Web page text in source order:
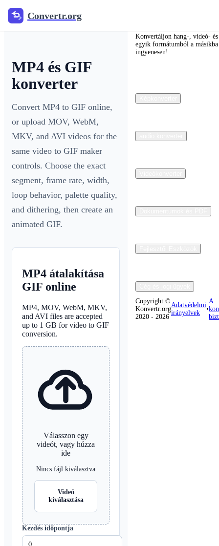
Convertr.org
MP4 és GIF
konverter
Convert MP4 to GIF online,
or upload MOV, WebM,
MKV, and AVI videos for the
same video to GIF maker
controls. Choose the exact
segment, frame rate, width,
loop behavior, palette quality,
and dithering, then create an
animated GIF.
MP4 átalakítása
GIF online
MP4, MOV, WebM, MKV,
and AVI files are accepted
up to 1 GB for video to GIF
conversion.
Válasszon egy
videót, vagy húzza
ide
Nincs fájl kiválasztva
Videó
kiválasztása
Kezdés időpontja
Konvertáljon hang-, videó-
egyik formátumból a
ingyenesen!
Copyright ©
Konvertr.org
2020 - 2026
Adatvédelmi
irányelvek
•
A